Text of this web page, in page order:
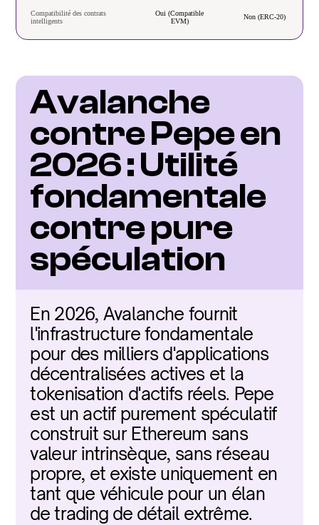
Compatibilité des contrats
intelligents
Oui (Compatible
EVM)
Non (ERC-20)
Avalanche
contre Pepe en
2026 : Utilité
fondamentale
contre pure
spéculation
En 2026, Avalanche fournit
l'infrastructure fondamentale
pour des milliers d'applications
décentralisées actives et la
tokenisation d'actifs réels. Pepe
est un actif purement spéculatif
construit sur Ethereum sans
valeur intrinsèque, sans réseau
propre, et existe uniquement en
tant que véhicule pour un élan
de trading de détail extrême.